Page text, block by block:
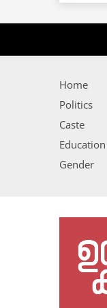
Home
Politics
Caste
Education
Gender